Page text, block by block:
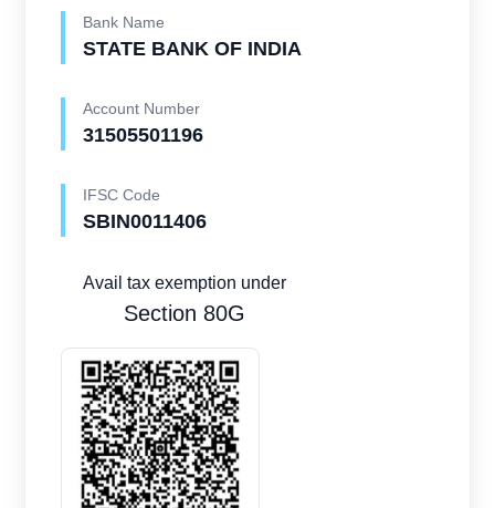
Bank Name
STATE BANK OF INDIA
Account Number
31505501196
IFSC Code
SBIN0011406
Avail tax exemption under
Section 80G